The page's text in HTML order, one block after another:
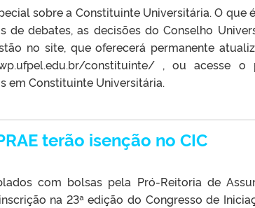
sobre a Constituinte Universitária. O que
de debates, as decisões do Conselho
no site, que oferecerá permanente
constituinte/ , ou acesse
em Constituinte Universitária.
terão isenção no CIC
com bolsas pela Pró-Reitoria de
na 23ª edição do Congresso de